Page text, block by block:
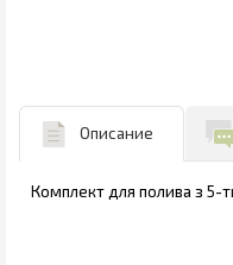
Описание
Комплект для полива з 5-